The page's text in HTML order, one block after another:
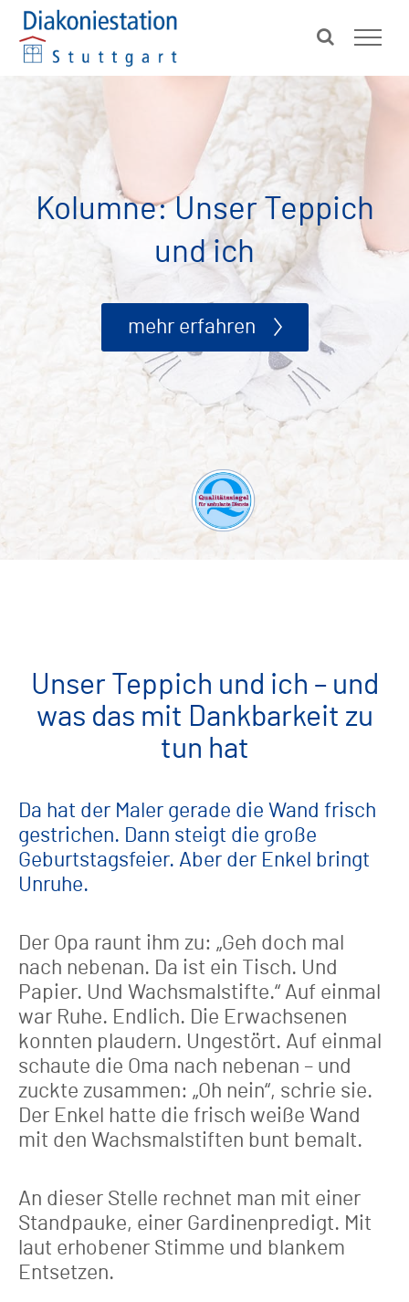
Zum
Inhalt
springen
Kolumne: Unser Teppich
und ich
mehr erfahren
Unser Teppich und ich – und
was das mit Dankbarkeit zu
tun hat
Da hat der Maler gerade die Wand frisch
gestrichen. Dann steigt die große
Geburtstagsfeier. Aber der Enkel bringt
Unruhe.
Der Opa raunt ihm zu: „Geh doch mal
nach nebenan. Da ist ein Tisch. Und
Papier. Und Wachsmalstifte.“ Auf einmal
war Ruhe. Endlich. Die Erwachsenen
konnten plaudern. Ungestört. Auf einmal
schaute die Oma nach nebenan – und
zuckte zusammen: „Oh nein“, schrie sie.
Der Enkel hatte die frisch weiße Wand
mit den Wachsmalstiften bunt bemalt.
An dieser Stelle rechnet man mit einer
Standpauke, einer Gardinenpredigt. Mit
laut erhobener Stimme und blankem
Entsetzen.